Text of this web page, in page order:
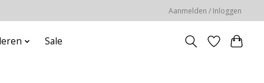
Aanmelden / Inloggen
Sale